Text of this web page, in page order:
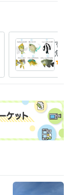
すぐ
魚イ
イビ